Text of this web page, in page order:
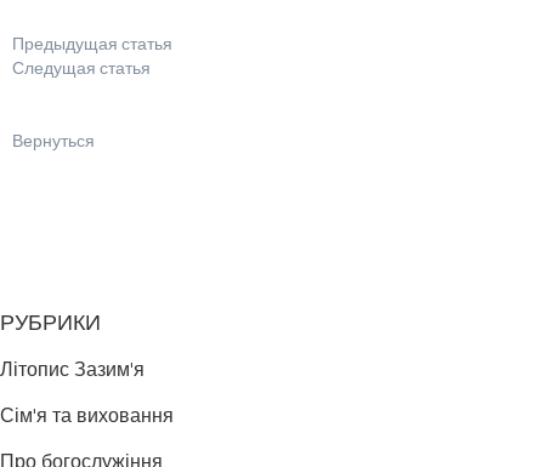
Предыдущая статья
Следущая статья
Вернуться
РУБРИКИ
Літопис Зазим'я
Сім'я та виховання